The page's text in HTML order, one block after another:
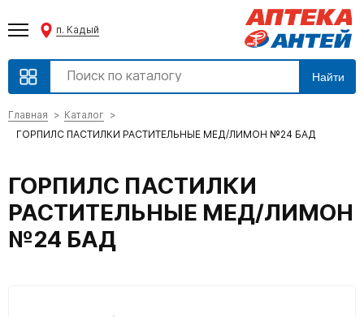
п. Кадый
Найти
Главная
Каталог
ГОРПИЛС ПАСТИЛКИ РАСТИТЕЛЬНЫЕ МЕД/ЛИМОН №24 БАД
ГОРПИЛС ПАСТИЛКИ
РАСТИТЕЛЬНЫЕ МЕД/ЛИМОН
№24 БАД